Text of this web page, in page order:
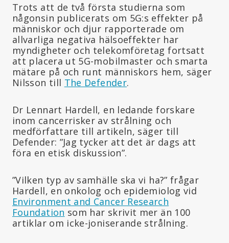
Trots att de två första studierna som
någonsin publicerats om 5G:s effekter på
människor och djur rapporterade om
allvarliga negativa hälsoeffekter har
myndigheter och telekomföretag fortsatt
att placera ut 5G-mobilmaster och smarta
mätare på och runt människors hem, säger
Nilsson till The Defender.
Dr Lennart Hardell, en ledande forskare
inom cancerrisker av strålning och
medförfattare till artikeln, säger till
Defender: ”Jag tycker att det är dags att
föra en etisk diskussion”.
”Vilken typ av samhälle ska vi ha?” frågar
Hardell, en onkolog och epidemiolog vid
Environment and Cancer Research
Foundation som har skrivit mer än 100
artiklar om icke-joniserande strålning.